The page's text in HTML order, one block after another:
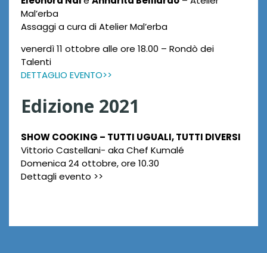
Mal’erba
Assaggi a cura di Atelier Mal’erba
venerdì 11 ottobre alle ore 18.00 – Rondò dei
Talenti
DETTAGLIO EVENTO>>
Edizione 2021
SHOW COOKING – TUTTI UGUALI, TUTTI DIVERSI
Vittorio Castellani- aka Chef Kumalé
Domenica 24 ottobre, ore 10.30
Dettagli evento >>